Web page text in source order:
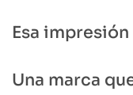
Esa
Una marca